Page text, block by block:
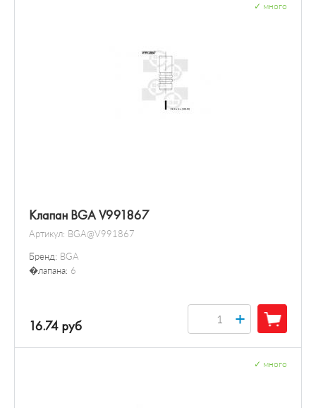
Клапан BGA V991867
Артикул: BGA@V991867
Бренд: BGA
�лапана: 6
много
16.74 руб +
много